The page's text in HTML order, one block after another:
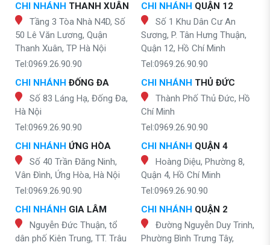
CHI NHÁNH THANH XUÂN
Tầng 3 Tòa Nhà N4D, Số
50 Lê Văn Lương, Quận
Thanh Xuân, TP Hà Nội
Tel:0969.26.90.90
CHI NHÁNH ĐỐNG ĐA
Số 83 Láng Hạ, Đống Đa,
Hà Nội
Tel:0969.26.90.90
CHI NHÁNH ỨNG HÒA
Số 40 Trần Đăng Ninh,
Vân Đình, Ứng Hòa, Hà Nội
Tel:0969.26.90.90
CHI NHÁNH GIA LÂM
Nguyễn Đức Thuận, tổ
dân phố Kiên Trung, TT. Trâu
CHI NHÁNH QUẬN 12
Số 1 Khu Dân Cư An
Sương, P. Tân Hưng Thuận,
Quận 12, Hồ Chí Minh
Tel:0969.26.90.90
CHI NHÁNH THỦ ĐỨC
Thành Phố Thủ Đức, Hồ
Chí Minh
Tel:0969.26.90.90
CHI NHÁNH QUẬN 4
Hoàng Diệu, Phường 8,
Quận 4, Hồ Chí Minh
Tel:0969.26.90.90
CHI NHÁNH QUẬN 2
Đường Nguyễn Duy Trinh,
Phường Bình Trưng Tây,